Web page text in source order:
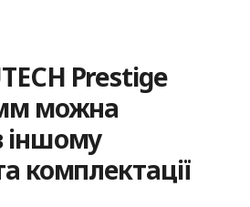
Prestige
можна
іншому
комплектації